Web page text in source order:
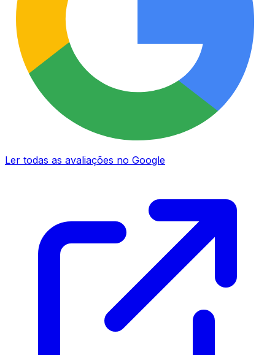
Ler todas as avaliações no Google